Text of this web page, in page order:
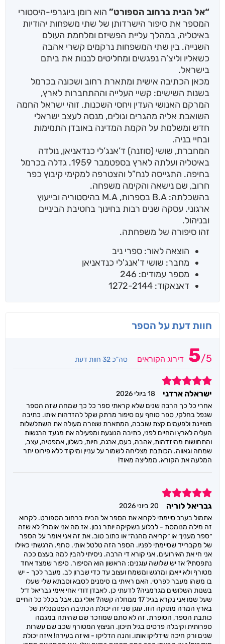
“אל הבית ברחוב הספורט” הוא רומן ביוגרפי-היסטורי
המספר את סיפור הישרדותן של שתי משפחות יהודיות
באיטליה, במהלך עליית הפשיזם ומלחמת העולם
השנייה. בין שתי המשפחות נרקמים קשרי אהבה
כשאליו וליצ’ה נפגשים ומחליטים לבנות את ביתם
בישראל.
מכאן הכתיבה אישית ומתארת רחוב ושכונה בכרמל
בשנות השישים: קשיי העלייה וההתחברות לארץ,
המרקם האנושי העדין ויחסי השכנות. זוהי ישראל החמה
השואבת אליה מהגרים וגולים, מנסה לעצב ישראלי
חדש ומשלמת על הקמת המדינה באובדן התמימות
ובחיי בניה.
המחברת, שושי (סוזנה) ד’אנג’לי כנדאניאן, נולדה
באיטליה ועלתה לארץ בספטמבר 1959. גדלה בכרמל
בחיפה. התגייסה לנח”ל והצטרפה למקימי קיבוץ כפר
חרוב, שם נישאה והקימה משפחה.
בהשכלתה: B.A בספרות, M.A בהיסטוריה ובייעוץ
ארגוני. עסקה שנים רבות בחינוך בחטיבת הביניים
ובניהול.
זהו סיפורה של משפחתה.
הוצאה לאור: ספרי ניב
מחבר: שושי ד'אנג'לי כנדאניאן
מספר עמודים: 246
דאנאקוד: 1272-2144
חוות דעת על הספר
5/5 דירוג הקוראים סה"כ 32 חוות דעת
5
ישראלה ארדני
18 ביולי 2026
אחרי כל כך הרבה שנים שלא קראתי ספר כל כך שמחה שזה הספר
שנפל בחלקי, ספר סוחף עם סיפור מרתק שקל להזדהות איתו. כתיבה
מצויינת ולפעמים קצת שובבה, המתארת שצורה מעולה את השתלשלות
העליה לארץ והחיים לפני, כתיבה הנוגעת ומפעילה את מנעד הרגשות
והתחושות מהיזדהות, אהבה, כעס, ארגה, חיות, כשלון, אמפטיה, עצב,
שמחה וגאווה. הכותבת מצליחה לשמור על עניין ומיקוד ללא פירוט יתר
המלעה את הקורא. ממליצה מאוד!
5
גבריאל לוריה
20 ביוני 2026
אתמול בערב סיימתי לקרוא את הספר אל הבית ברחוב הספורט. לקרוא
זה מילה מנומסת - לבלוע בשקיקה יותר נכון. אז מה אני אומר? לא שזה
״ספר מענין״ או ״קריאה מהנה״ או כתוב טוב. את זה אני אומר על הספר
של מקברייד שסיימתי לפניו. הספר הזה טלטל אותי. סחף. הרגשתי כאילו
אני חי את האירועים. אני קורא די הרבה. ניסיתי להבין למה בעצם ככה
נתפסתי? אז יש שלושה עוגנים: הראשון הוא הסיפור. סיפור שמצד אחד
מטורף ולא ייאמן ומרגש ומשמח ועצוב עד כדי שברון לב. מעבר לכך - יש
בו משהו מעבר לפרטי. האם ראיתי בו סימנים לסבא וסבתא שלי שעלו
בשנות השלושים מגרמניה? לדעתי כן. לאבדן דודי אחי אימי גבריאל ז״ל
שעל שמו אני נקרא בגיל 17 ממחלה קשה? אולי גם. אבל בכלל כל החיים
בארץ המרה מתוקה הזו. עוגן שני זה יכולת הכתיבה הפנומנלית של
כותבת הספר, הסופרת. זה לא סתם שמוזכר שם שהיתה במגמה
ספרותית וקיבלה פרסים בגיל תיכון. הניצוץ המטורף שכב שם עשרות
שנים ורק חיכה שידליקו אותו. והנה הדליקו - ואיזה בעירה! איזה יכולת